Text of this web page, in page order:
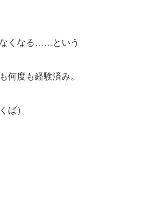
くなる……という
何度も経験済み。
ば）